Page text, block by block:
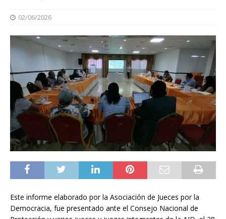
02/06/2026
Este informe elaborado por la Asociación de Jueces por la
Democracia, fue presentado ante el Consejo Nacional de